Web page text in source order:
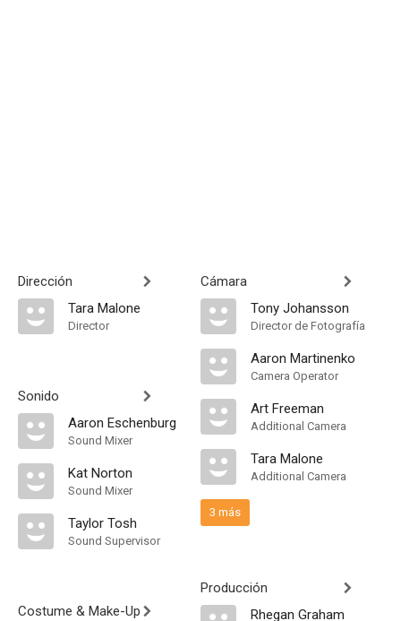
Dirección
Tara Malone
Director
Sonido
Aaron Eschenburg
Sound Mixer
Kat Norton
Sound Mixer
Taylor Tosh
Sound Supervisor
Costume & Make-Up
Cámara
Tony Johansson
Director de Fotografía
Aaron Martinenko
Camera Operator
Art Freeman
Additional Camera
Tara Malone
Additional Camera
3 más
Producción
Rhegan Graham